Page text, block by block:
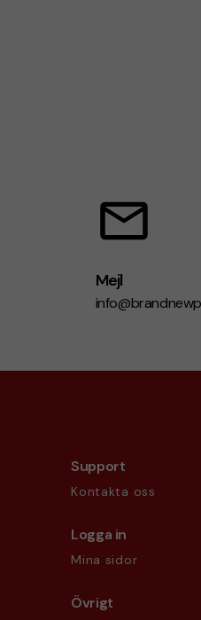
Mejl
Support
Kontakta oss
Logga in
Mina sidor
Övrigt